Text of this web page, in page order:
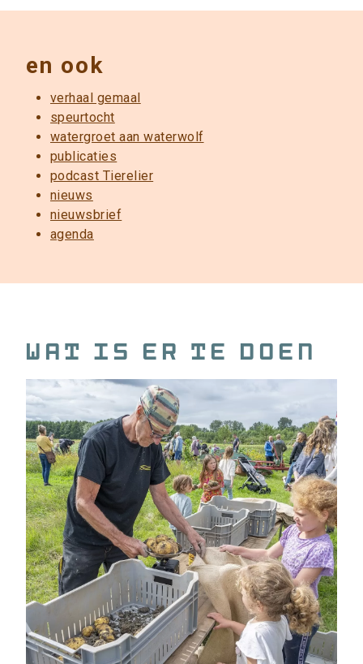
en ook
verhaal gemaal
speurtocht
watergroet aan waterwolf
publicaties
podcast Tierelier
nieuws
nieuwsbrief
agenda
wat is er te doen